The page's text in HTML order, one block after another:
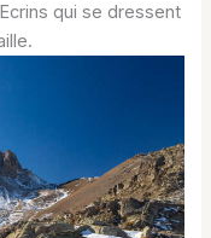
qui se dressent